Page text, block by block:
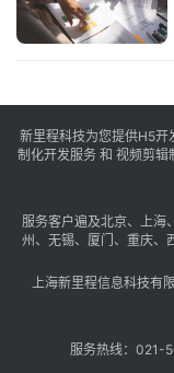
新里程科技为您提供H5开
制化开发服务 和 视频剪
服务客户遍及北京、 上海、
州 、 无锡、 厦门 、 重庆、
上海新里程信息科技有
服务热线：021-